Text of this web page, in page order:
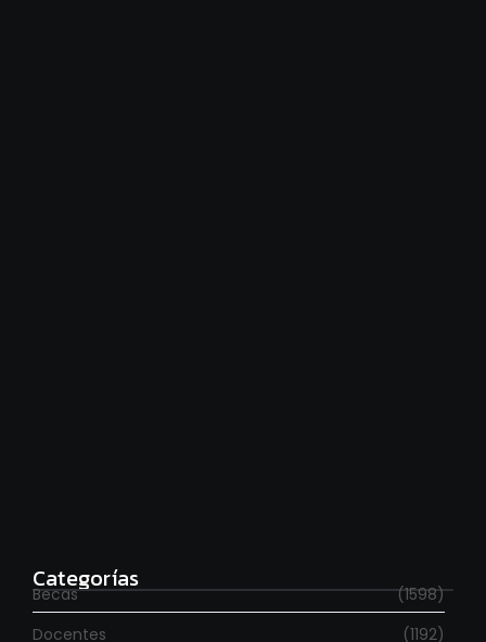
Categorías
Becas
(1598)
Docentes
(1192)